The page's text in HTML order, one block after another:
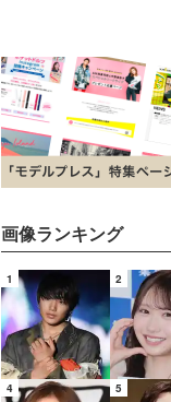
画像ランキング
1 2
4 5